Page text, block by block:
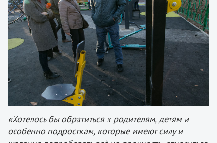
«Хотелось бы обратиться к родителям, детям и
особенно подросткам, которые имеют силу и